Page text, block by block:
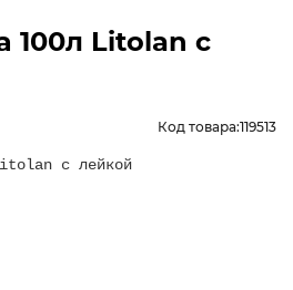
100л Litolan с
Код товара:119513